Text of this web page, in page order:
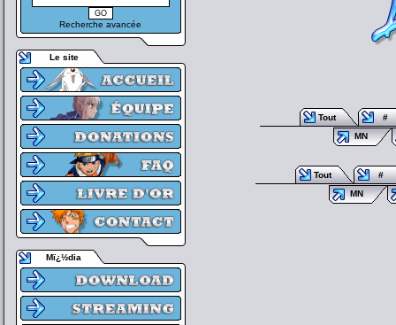
Recherche avancée
Le site
Mï¿½dia
Tout
#
MN
Tout
#
MN